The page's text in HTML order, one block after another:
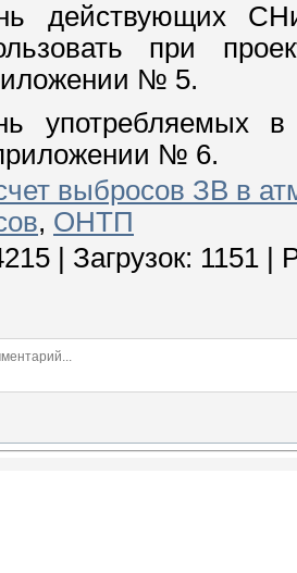
действующих
при
№ 5.
употребляемых
№ 6.
выбросов ЗВ в
, ОНТП
Загрузок: 1151